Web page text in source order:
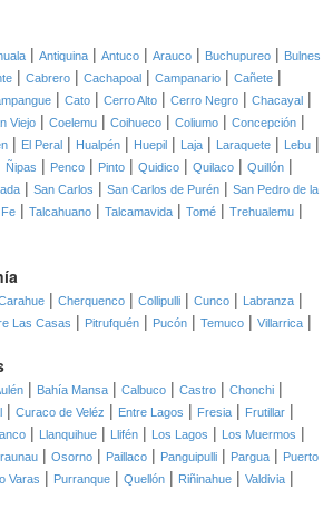
| Antiquina | Antuco | Arauco | Buchupureo | Bulnes
| Cabrero | Cachapoal | Campanario | Cañete |
| Cato | Cerro Alto | Cerro Negro | Chacayal |
Viejo | Coelemu | Coihueco | Coliumo | Concepción |
| El Peral | Hualpén | Huepil | Laja | Laraquete | Lebu |
Ñipas | Penco | Pinto | Quidico | Quilaco | Quillón |
| San Carlos | San Carlos de Purén | San Pedro de la
| Talcahuano | Talcamavida | Tomé | Trehualemu |
| Cherquenco | Collipulli | Cunco | Labranza |
Las Casas | Pitrufquén | Pucón | Temuco | Villarrica |
| Bahía Mansa | Calbuco | Castro | Chonchi |
| Curaco de Veléz | Entre Lagos | Fresia | Frutillar |
| Llanquihue | Llifén | Los Lagos | Los Muermos |
| Osorno | Paillaco | Panguipulli | Pargua | Puerto
Varas | Purranque | Quellón | Riñinahue | Valdivia |